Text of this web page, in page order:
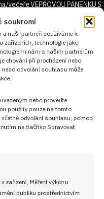
soukromí
a naši partneři používáme k
zařízeních, technologie jako
nám a našim partnerům
chování při procházení nebo
odvolání souhlasu může
nebo proveďte
použity pouze na tomto
odvolání souhlasu, pomocí
na tlačítko Spravovat
zařízení, Měření výkonu
publiku prostřednictvím
Vaši e-mailovou
E-MAILEM